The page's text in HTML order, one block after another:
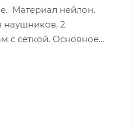
Материал нейлон.
наушников, 2
с сеткой. Основное